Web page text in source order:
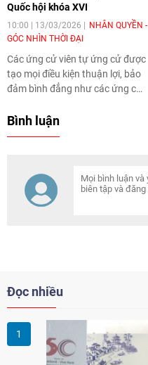
Quốc hội khóa XVI
10:00 | 13/03/2026
NHÂN QUYỀN -
GÓC NHÌN THỜI ĐẠI
Các ứng cử viên tự ứng cử được
tạo mọi điều kiện thuận lợi, bảo
đảm bình đẳng như các ứng cử
hội nghị tiếp xúc cử tri.
Bình luận
Đọc nhiều